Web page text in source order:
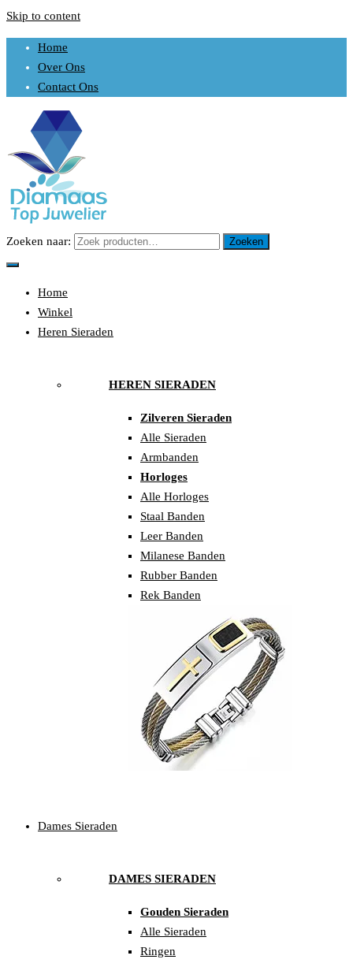
Skip to content
Home
Over Ons
Contact Ons
DIAMAAS TOP JUWELIER
Uw sieraden is ons werk
Zoeken naar: Zoeken
Home
Winkel
Heren Sieraden
HEREN SIERADEN
Zilveren Sieraden
Alle Sieraden
Armbanden
Horloges
Alle Horloges
Staal Banden
Leer Banden
Milanese Banden
Rubber Banden
Rek Banden
Dames Sieraden
DAMES SIERADEN
Gouden Sieraden
Alle Sieraden
Ringen